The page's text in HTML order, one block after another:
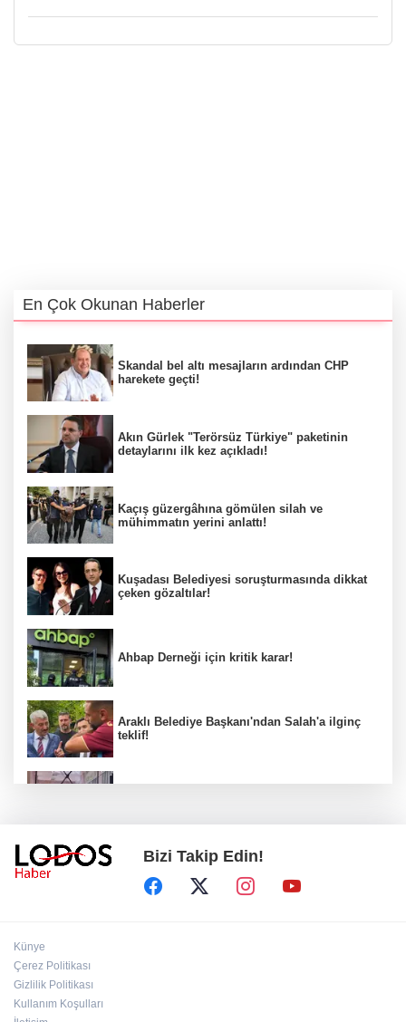
En Çok Okunan Haberler
Skandal bel altı mesajların ardından CHP
harekete geçti!
Akın Gürlek "Terörsüz Türkiye" paketinin
detaylarını ilk kez açıkladı!
Kaçış güzergâhına gömülen silah ve
mühimmatın yerini anlattı!
Kuşadası Belediyesi soruşturmasında dikkat
çeken gözaltılar!
Ahbap Derneği için kritik karar!
Araklı Belediye Başkanı'ndan Salah'a ilginç
teklif!
MHP'deki "imza" tartışması büyüyor!
Yönter'den peş peşe dikkat çeken mesajlar!
Bizi Takip Edin!
Künye
Çerez Politikası
Gizlilik Politikası
Kullanım Koşulları